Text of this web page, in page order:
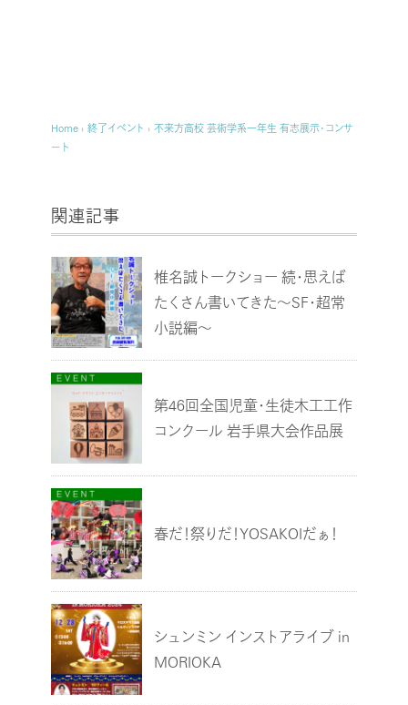
Home › 終了イベント › 不来方高校 芸術学系一年生 有志展示・コンサ
ート
関連記事
椎名誠トークショー 続・思えば
たくさん書いてきた～SF・超常
小説編～
第46回全国児童・生徒木工工作
コンクール 岩手県大会作品展
春だ！祭りだ！YOSAKOIだぁ！
シュンミン インストアライブ in
MORIOKA